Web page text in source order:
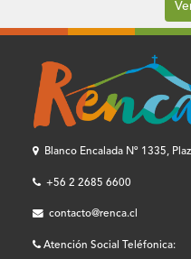
Blanco Encalada Nº 1335,
+56 2 2685 6600
contacto@renca.cl
Atención Social Teléfonica: